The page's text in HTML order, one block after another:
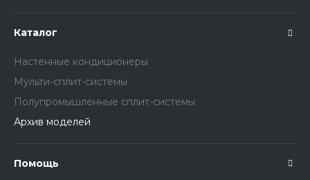
Каталог
Настенные кондиционеры
Мульти-сплит-системы
Полупромышленные сплит-системы
Архив моделей
Помощь